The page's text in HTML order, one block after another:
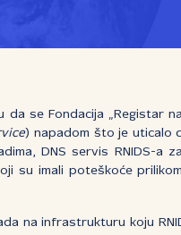
se Fondacija „Registar
) napadom što je uticalo
DNS servis RNIDS-a
su imali poteškoće
na infrastrukturu koju